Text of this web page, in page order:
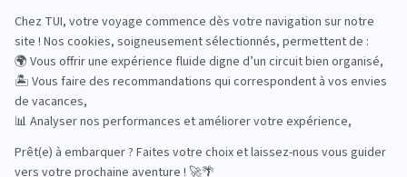
Océan Indien